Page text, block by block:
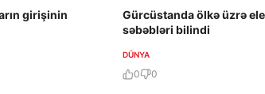
girişinin
Gürcüstanda ölkə üzrə
səbəbləri bilindi
DÜNYA
0 0